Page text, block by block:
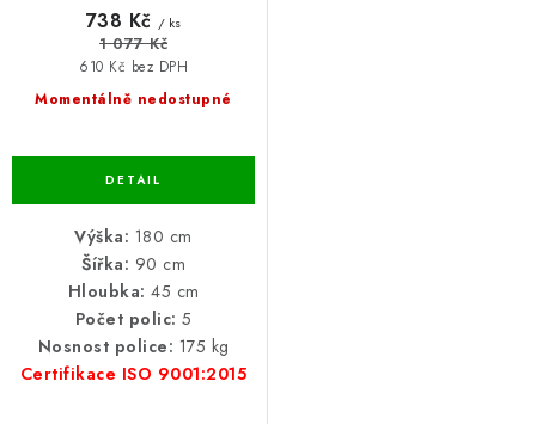
Momentálně nedostupné
610 Kč bez DPH
738 Kč / ks
1 077 Kč
Výška: 180 cm
Šířka: 90 cm
Hloubka: 45 cm
Počet polic: 5
Nosnost police: 175 kg
Certifikace ISO 9001:2015